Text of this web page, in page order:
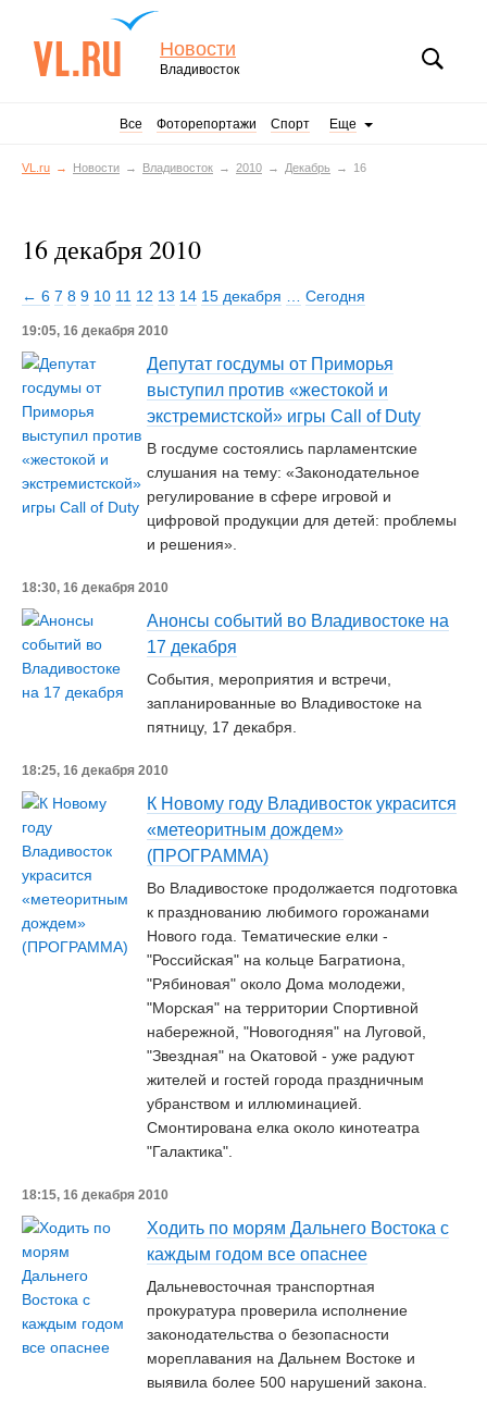
Новости
Владивосток
Все Фоторепортажи Спорт Еще
VL.ru Новости Владивосток 2010 Декабрь 16
16 декабря 2010
← 6 7 8 9 10 11 12 13 14 15 декабря Сегодня
19:05, 16 декабря 2010
Депутат госдумы от Приморья
выступил против «жестокой и
экстремистской» игры Call of Duty
В госдуме состоялись парламентские
слушания на тему: «Законодательное
регулирование в сфере игровой и
цифровой продукции для детей: проблемы
и решения».
18:30, 16 декабря 2010
Анонсы событий во Владивостоке на
17 декабря
События, мероприятия и встречи,
запланированные во Владивостоке на
пятницу, 17 декабря.
18:25, 16 декабря 2010
К Новому году Владивосток украсится
«метеоритным дождем»
(ПРОГРАММА)
Во Владивостоке продолжается подготовка
к празднованию любимого горожанами
Нового года. Тематические елки -
"Российская" на кольце Багратиона,
"Рябиновая" около Дома молодежи,
"Морская" на территории Спортивной
набережной, "Новогодняя" на Луговой,
"Звездная" на Окатовой - уже радуют
жителей и гостей города праздничным
убранством и иллюминацией.
Смонтирована елка около кинотеатра
"Галактика".
18:15, 16 декабря 2010
Ходить по морям Дальнего Востока с
каждым годом все опаснее
Дальневосточная транспортная
прокуратура проверила исполнение
законодательства о безопасности
мореплавания на Дальнем Востоке и
выявила более 500 нарушений закона.